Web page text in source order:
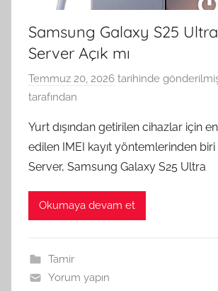
Samsung Galaxy S25
Server Açık mı
Temmuz 20, 2026 tarihinde
tarafından
Yurt dışından getirilen cihazlar için
edilen IMEI kayıt yöntemlerinden biri
Server, Samsung Galaxy S25 Ultra
Okumaya devam et
Tamir
Yorum yapın